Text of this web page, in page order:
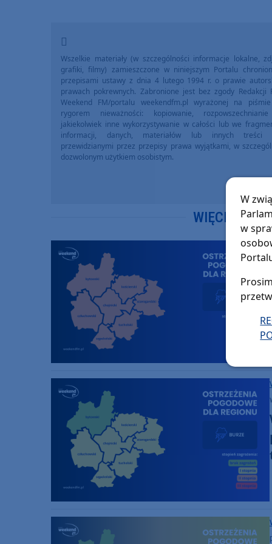
Wszelkie materiały (w szczególności informacje lokalne,
grafiki, filmy) zamieszczone w niniejszym Portalu
przepisami ustawy z dnia 4 lutego 1994 r. o prawie
prawach pokrewnych. Zabronione jest bez zgody Redakcji
Weekend FM/portalu weekendfm.pl wyrażonej na
rygorem nieważności: kopiowanie,
jakiekolwiek inne wykorzystywanie w całości lub we
informacji, danych, materiałów lub innych treści
przewidzianymi przez przepisy prawa wyjątkami, w
dozwolonym użytkiem osobistym.
WIĘCEJ
W
w